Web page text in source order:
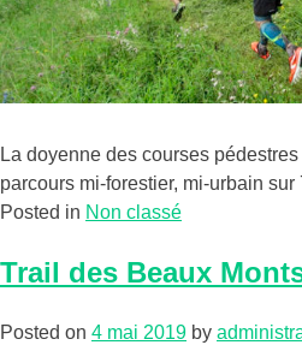
La doyenne des courses
parcours mi-forestier, mi-urbain sur
Posted in Non classé
Trail des Beaux
Posted on 4 mai 2019 by